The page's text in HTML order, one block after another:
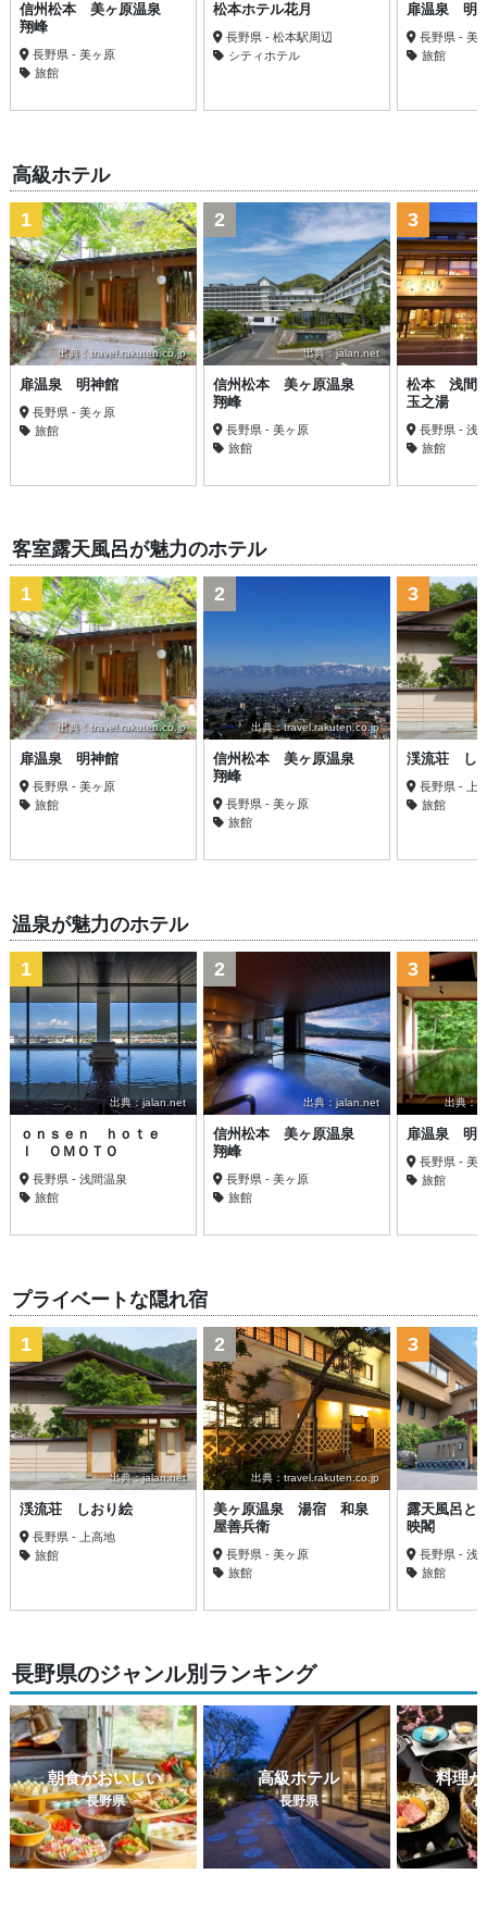
信州松本 美ヶ原温泉
翔峰
長野県 - 美ヶ原
旅館
松本ホテル花月
長野県 - 松本駅周辺
シティホテル
扉温泉 明
長野県 - 美
旅館
高級ホテル
出典：travel.rakuten.co.jp
1
扉温泉 明神館
長野県 - 美ヶ原
旅館
出典：jalan.net
2
信州松本 美ヶ原温泉
翔峰
長野県 - 美ヶ原
旅館
3
松本 浅間
玉之湯
長野県 - 浅
旅館
客室露天風呂が魅力のホテル
出典：travel.rakuten.co.jp
1
扉温泉 明神館
長野県 - 美ヶ原
旅館
出典：travel.rakuten.co.jp
2
信州松本 美ヶ原温泉
翔峰
長野県 - 美ヶ原
旅館
3
渓流荘 し
長野県 - 上
旅館
温泉が魅力のホテル
出典：jalan.net
1
ｏｎｓｅｎ ｈｏｔｅ
ｌ ＯＭＯＴＯ
長野県 - 浅間温泉
旅館
出典：jalan.net
2
信州松本 美ヶ原温泉
翔峰
長野県 - 美ヶ原
旅館
出典：
3
扉温泉 明
長野県 - 美
旅館
プライベートな隠れ宿
出典：jalan.net
1
渓流荘 しおり絵
長野県 - 上高地
旅館
出典：travel.rakuten.co.jp
2
美ヶ原温泉 湯宿 和泉
屋善兵衛
長野県 - 美ヶ原
旅館
3
露天風呂と
映閣
長野県 - 浅
旅館
長野県のジャンル別ランキング
朝食がおいしい
長野県
高級ホテル
長野県
料理